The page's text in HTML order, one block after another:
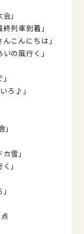
」
車到着」
んにちは」
風行く」
ろ♪」
雪」
」